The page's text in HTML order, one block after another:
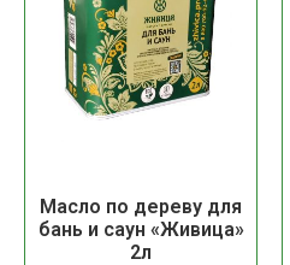
Масло по дереву для
бань и саун «Живица»
2л